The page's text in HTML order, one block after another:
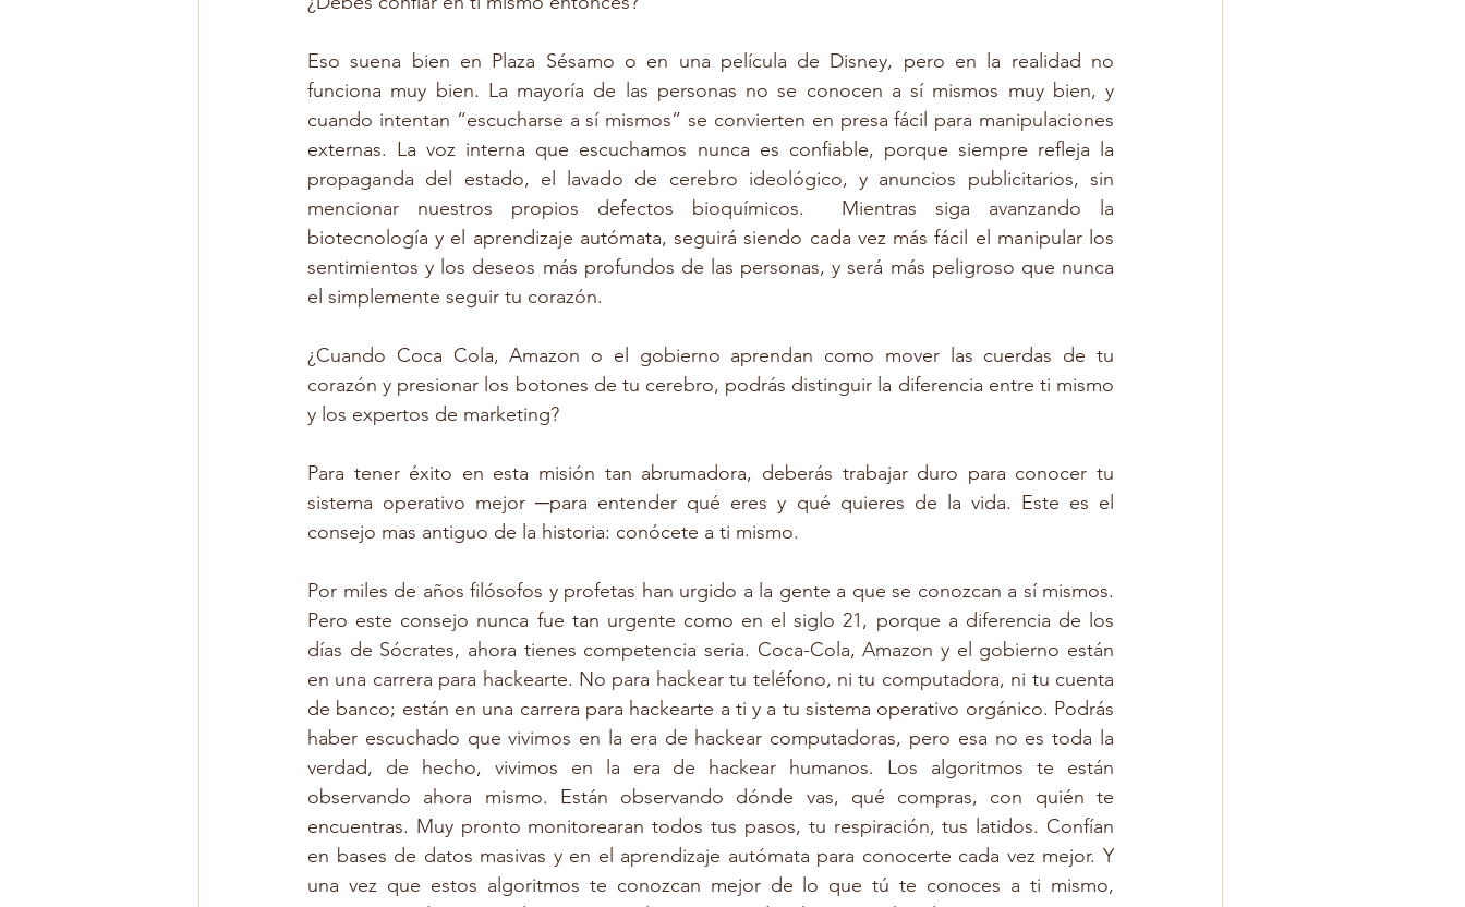
Eso suena bien en Plaza Sésamo o en una película de Disney, pero en la realidad no
funciona muy bien. La mayoría de las personas no se conocen a sí mismos muy bien, y
cuando intentan “escucharse a sí mismos” se convierten en presa fácil para manipulaciones
externas. La voz interna que escuchamos nunca es confiable, porque siempre refleja la
propaganda del estado, el lavado de cerebro ideológico, y anuncios publicitarios, sin
mencionar nuestros propios defectos bioquímicos.  Mientras siga avanzando la
biotecnología y el aprendizaje autómata, seguirá siendo cada vez más fácil el manipular los
sentimientos y los deseos más profundos de las personas, y será más peligroso que nunca
el simplemente seguir tu corazón.
¿Cuando Coca Cola, Amazon o el gobierno aprendan como mover las cuerdas de tu
corazón y presionar los botones de tu cerebro, podrás distinguir la diferencia entre ti mismo
y los expertos de marketing?
Para tener éxito en esta misión tan abrumadora, deberás trabajar duro para conocer tu
sistema operativo mejor ─para entender qué eres y qué quieres de la vida. Este es el
consejo mas antiguo de la historia: conócete a ti mismo.
Por miles de años filósofos y profetas han urgido a la gente a que se conozcan a sí mismos.
Pero este consejo nunca fue tan urgente como en el siglo 21, porque a diferencia de los
días de Sócrates, ahora tienes competencia seria. Coca-Cola, Amazon y el gobierno están
en una carrera para hackearte. No para hackear tu teléfono, ni tu computadora, ni tu cuenta
de banco; están en una carrera para hackearte a ti y a tu sistema operativo orgánico. Podrás
haber escuchado que vivimos en la era de hackear computadoras, pero esa no es toda la
verdad, de hecho, vivimos en la era de hackear humanos. Los algoritmos te están
observando ahora mismo. Están observando dónde vas, qué compras, con quién te
encuentras. Muy pronto monitorearan todos tus pasos, tu respiración, tus latidos. Confían
en bases de datos masivas y en el aprendizaje autómata para conocerte cada vez mejor. Y
una vez que estos algoritmos te conozcan mejor de lo que tú te conoces a ti mismo,